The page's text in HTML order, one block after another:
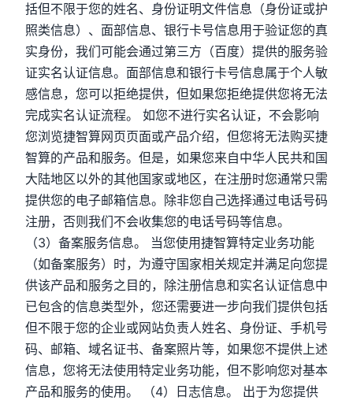
括但不限于您的姓名、身份证明文件信息（身份证或护
照类信息）、面部信息、银行卡号信息用于验证您的真
实身份，我们可能会通过第三方（百度）提供的服务验
证实名认证信息。面部信息和银行卡号信息属于个人敏
感信息，您可以拒绝提供，但如果您拒绝提供您将无法
完成实名认证流程。 如您不进行实名认证，不会影响
您浏览捷智算网页页面或产品介绍，但您将无法购买捷
智算的产品和服务。但是，如果您来自中华人民共和国
大陆地区以外的其他国家或地区，在注册时您通常只需
提供您的电子邮箱信息。除非您自己选择通过电话号码
注册，否则我们不会收集您的电话号码等信息。
（3）备案服务信息。 当您使用捷智算特定业务功能
（如备案服务）时，为遵守国家相关规定并满足向您提
供该产品和服务之目的，除注册信息和实名认证信息中
已包含的信息类型外，您还需要进一步向我们提供包括
但不限于您的企业或网站负责人姓名、身份证、手机号
码、邮箱、域名证书、备案照片等，如果您不提供上述
信息，您将无法使用特定业务功能，但不影响您对基本
产品和服务的使用。 （4）日志信息。 出于为您提供